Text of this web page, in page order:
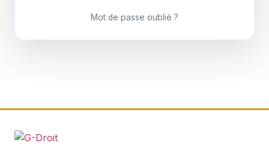
Mot de passe oublié ?